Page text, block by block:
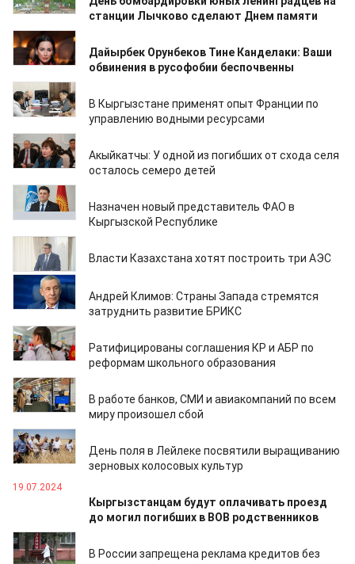
станции Лычково сделают Днем памяти
20.07.2024
Дайырбек Орунбеков Тине Канделаки: Ваши
обвинения в русофобии беспочвенны
20.07.2024
В Кыргызстане применят опыт Франции по
управлению водными ресурсами
20.07.2024
Акыйкатчы: У одной из погибших от схода селя
осталось семеро детей
20.07.2024
Назначен новый представитель ФАО в
Кыргызской Республике
20.07.2024
Власти Казахстана хотят построить три АЭС
20.07.2024
Андрей Климов: Страны Запада стремятся
затруднить развитие БРИКС
20.07.2024
Ратифицированы соглашения КР и АБР по
реформам школьного образования
19.07.2024
В работе банков, СМИ и авиакомпаний по всем
миру произошел сбой
19.07.2024
День поля в Лейлеке посвятили выращиванию
зерновых колосовых культур
19.07.2024
Кыргызстанцам будут оплачивать проезд
до могил погибших в ВОВ родственников
19.07.2024
В России запрещена реклама кредитов без